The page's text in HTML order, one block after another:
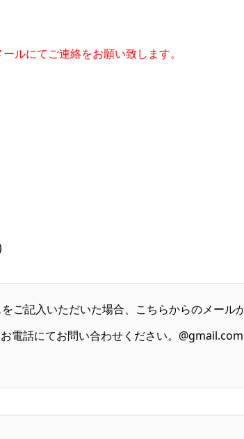
ルにてご連絡をお願い致します。
ご記入いただいた場合、こちらからのメール
電話にてお問い合わせください。